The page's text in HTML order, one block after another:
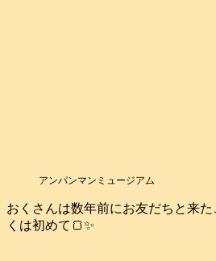
アンパンマンミュージアム
おくさんは数年前にお友だちと来
くは初めて🍞✨